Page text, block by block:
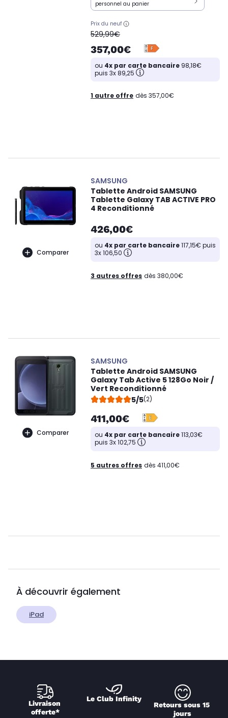
personnel au panier
Prix du neuf
oldPrice
529,99€
357,00€
ou 4x par carte bancaire 98,18€
puis 3x 89,25
1 autre offre dès 357,00€
Comparer
SAMSUNG
Tablette Android SAMSUNG
Tablette Galaxy TAB ACTIVE PRO
4 Reconditionné
426,00€
ou 4x par carte bancaire117,15€ puis
3x 106,50
3 autres offres dès 380,00€
Comparer
SAMSUNG
Tablette Android SAMSUNG
Galaxy Tab Active 5 128Go Noir /
Vert Reconditionné
5/5(2)
411,00€
ou 4x par carte bancaire113,03€
puis 3x 102,75
5 autres offres dès 411,00€
À découvrir également
iPad
Livraison
offerte*
Le Club Infinity
Retours sous 15
jours